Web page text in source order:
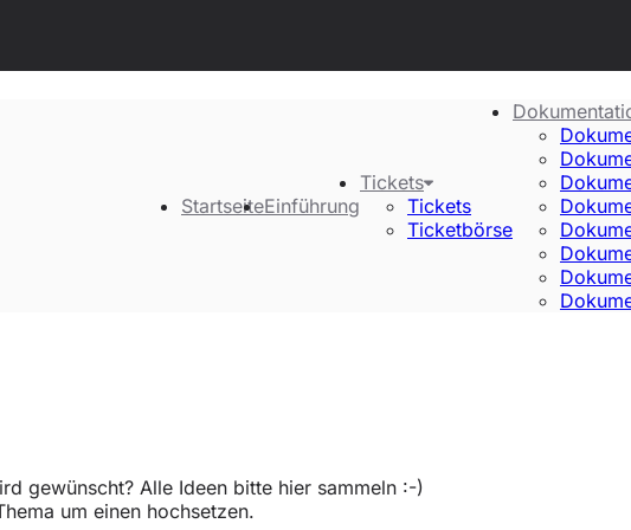
StartseiteEinführung
Tickets
Tickets
Ticketbörse
gewünscht? Alle Ideen bitte hier sammeln :-)
um einen hochsetzen.